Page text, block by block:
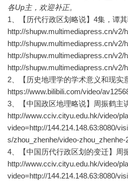
各Up主，欢迎补正。
1、【历代行政区划略说】4集，谭其
http://shupw.multimediapress.cn/v2/
http://shupw.multimediapress.cn/v2/
http://shupw.multimediapress.cn/v2/
http://shupw.multimediapress.cn/v2/
2、【历史地理学的学术意义和现实
https://www.bilibili.com/video/
3、【中国政区地理略说】周振鹤主
http://www.cciv.cityu.edu.hk/video/
video=http://144.214.148.63:8080/
s/zhou_zhenhe/video-zhou_zhenhe-
4、【中国历代行政区划的变迁】周
http://www.cciv.cityu.edu.hk/video/
video=http://144.214.148.63:8080/